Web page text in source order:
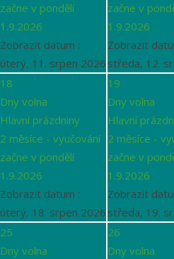
začne v pondělí
1.9.2026
Zobrazit datum :
úterý, 11. srpen 2026
začne v
1.9.2026
Zobrazit
středa, 12.
18
Dny volna
Hlavní prázdniny
2 měsíce - vyučování
začne v pondělí
1.9.2026
Zobrazit datum :
úterý, 18. srpen 2026
19
Dny volna
Hlavní
2 měsíce -
začne v
1.9.2026
Zobrazit
středa, 19.
25
Dny volna
26
Dny volna